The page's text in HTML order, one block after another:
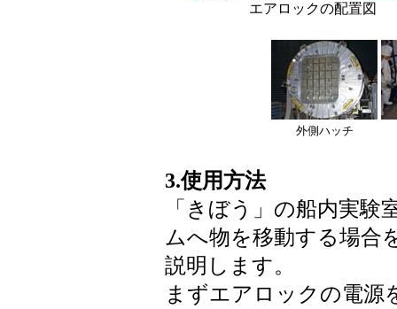
エアロックの配置図
外側ハッチ
3.使用方法
「きぼう」の船内実
ムへ物を移動する場合
説明します。
まずエアロックの電源